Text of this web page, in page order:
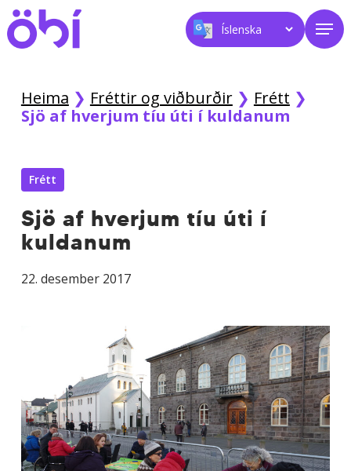
Skip
to
main
Heima ❯ Fréttir og viðburðir❯ Frétt ❯
Sjö af hverjum tíu úti í kuldanum
Frétt
Sjö af hverjum tíu úti í
kuldanum
22. desember 2017